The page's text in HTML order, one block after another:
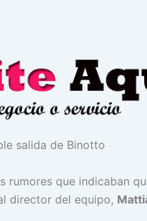
rumores que indicaban
director del equipo,